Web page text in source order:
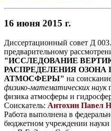
16 июня 2015 г.
Диссертационный совет Д
предварительному
"ИССЛЕДОВАНИЕ
РАСПРЕДЕЛЕНИЯ
АТМОСФЕРЫ" на
физико-математических наук
физика атмосферы и
Соискатель: Антохин Павел
Работа выполнена в
бюджетном учреждении